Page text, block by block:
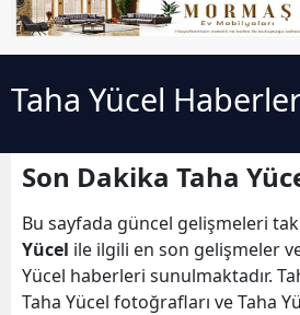
Taha Yücel
Son Dakika Taha
Bu sayfada güncel gelişmeleri
Yücel ile ilgili en son gelişmeler
Yücel haberleri sunulmaktadır.
Taha Yücel fotoğrafları ve Taha